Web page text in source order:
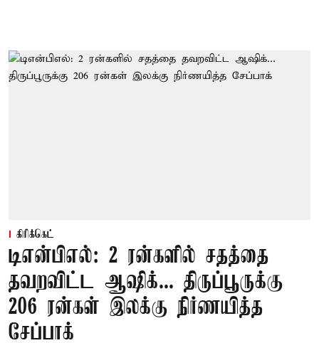
கிரிக்கெட்
டிஎன்பிஎல்: 2 ரன்களில் சதத்தை
தவறவிட்ட ஆஷிக்... திருப்பூருக்கு
206 ரன்கள் இலக்கு நிர்ணயித்த
சேப்பாக்